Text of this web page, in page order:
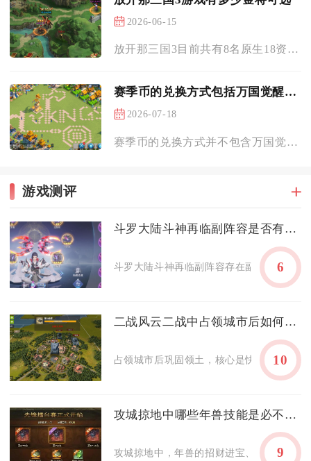
2026-06-15
放开那三国3目前共有8名原生18资质金将，外加可通过升金系统...
赛季币的兑换方式包括万国觉醒水晶吗
2026-07-18
赛季币的兑换方式并不包含万国觉醒水晶，二者是征服赛季中功能、...
游戏测评
斗罗大陆斗神再临副阵容是否有副作用
斗罗大陆斗神再临副阵容存在副作用，且
6
二战风云二战中占领城市后如何巩固领土
占领城市后巩固领土，核心是快速重建城
10
攻城掠地中哪些年兽技能是必不可少的
攻城掠地中，年兽的招财进宝、万象更新
9